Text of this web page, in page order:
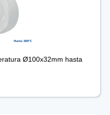
Ø100x32mm hasta